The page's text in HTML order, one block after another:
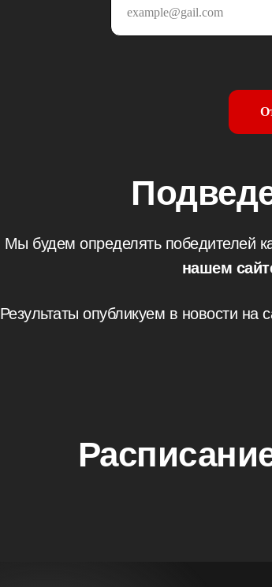
Результаты опубликуем в новости
Мы будем определять победителей
нашем